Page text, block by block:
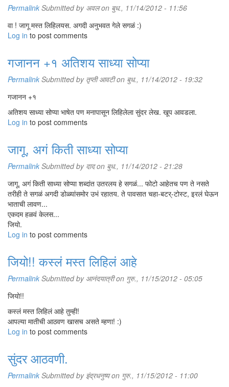
Permalink Submitted by अवलon बुध., 11/14/2012 - 11:56
वा ! जागू मस्त लिहिलयस. अगदी अनुभवत गेले सगळं :)
Log in to post comments
गजानन +१ अतिशय साध्या सोप्या
Permalink Submitted by तृप्ती आवटीon बुध., 11/14/2012 - 19:32
गजानन +१
अतिशय साध्या सोप्या भाषेत पण मनापासून लिहिलेला सुंदर लेख. खूप आवडला.
Log in to post comments
जागू, अगं किती साध्या सोप्या
Permalink Submitted by दादon बुध., 11/14/2012 - 21:28
जागू, अगं किती साध्या सोप्या शब्दांत उतरलय हे सगळं... फोटो आहेतच पण ते नसते
तरीही ते सगळं अगदी डोळ्यांसमोर उभं रहातय. ते पावसात चहा-बटर्-टोस्ट, इरलं घेऊन
भाताची लावण...
एकदम हळवं केलस...
जियो.
Log in to post comments
जियो!! कस्लं मस्त लिहिलं आहे
Permalink Submitted by आनंदयात्रीon गुरु., 11/15/2012 - 05:05
जियो!!
कस्लं मस्त लिहिलं आहे तुम्ही!
आपल्या मातीची आठवण खासच असते म्हणा! :)
Log in to post comments
सुंदर आठवणी.
Permalink Submitted by इंद्रधनुष्यon गुरु., 11/15/2012 - 11:00